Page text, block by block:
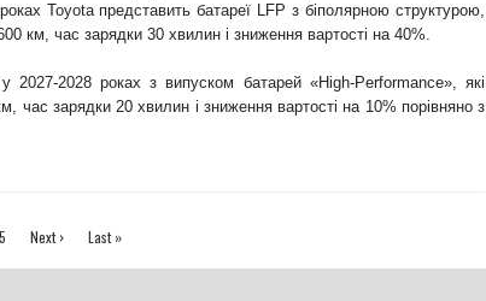
Toyota представить батареї LFP з біполярною структурою,
км, час зарядки 30 хвилин і зниження вартості на 40%.
у 2027-2028 роках з випуском батарей «High-Performance», які
час зарядки 20 хвилин і зниження вартості на 10% порівняно з
5 Next › Last »